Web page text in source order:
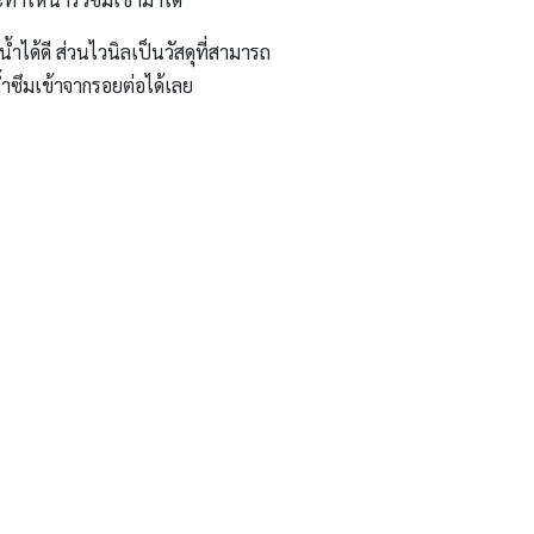
ำได้ดี ส่วนไวนิลเป็นวัสดุที่สามารถ
มเข้าจากรอยต่อได้เลย